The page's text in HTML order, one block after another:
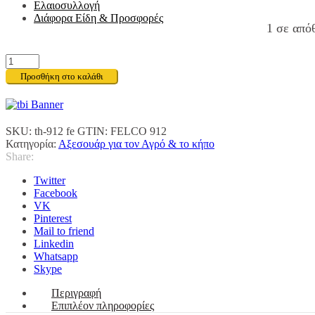
Ελαιοσυλλογή
Διάφορα Είδη & Προσφορές
1 σε
FELCO
912
ποσότητα
Προσθήκη στο καλάθι
SKU: th-912 fe GTIN: FELCO 912
Κατηγορία: Αξεσουάρ για τον Αγρό & το κήπο
Share:
Twitter
Facebook
VK
Pinterest
Mail to friend
Linkedin
Whatsapp
Skype
Περιγραφή
Επιπλέον πληροφορίες